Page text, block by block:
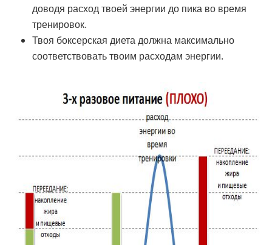
доводя расход твоей энергии до пика во время
тренировок.
Твоя боксерская диета должна максимально
соответствовать твоим расходам энергии.